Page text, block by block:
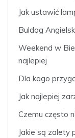
Jak ustawić
Buldog
Weekend w
najlepiej
Dla kogo
Jak najlepiej
Czemu często
Jakie są zalety